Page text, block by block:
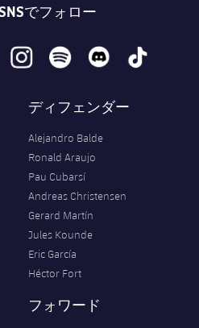
でフォロー
instagramspotify discord tiktok
ディフェンダー
Alejandro Balde
Ronald Araujo
Pau Cubarsí
Andreas Christensen
Gerard Martín
Jules Kounde
Eric García
Héctor Fort
フォワード